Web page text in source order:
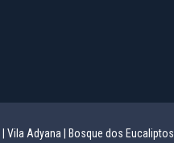
Vila Adyana | Bosque dos Eucaliptos |